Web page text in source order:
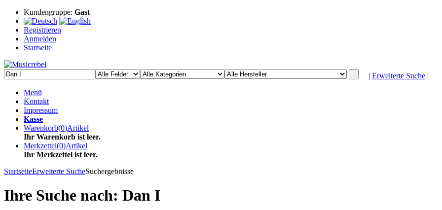
Kundengruppe: Gast
Registrieren
Anmelden
Startseite
| Erweiterte Suche |
Menü
Kontakt
Impressum
Kasse
Warenkorb(0)Artikel
Ihr Warenkorb ist leer.
Merkzettel(0)Artikel
Ihr Merkzettel ist leer.
StartseiteErweiterte SucheSuchergebnisse
Ihre Suche nach: Dan I